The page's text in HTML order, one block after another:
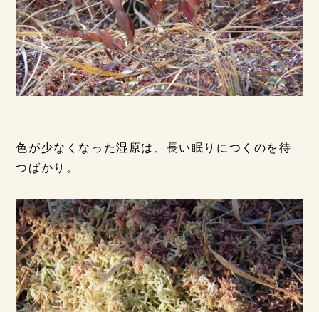
色が少なくなった湿原は、長い眠りにつくのを待
つばかり。